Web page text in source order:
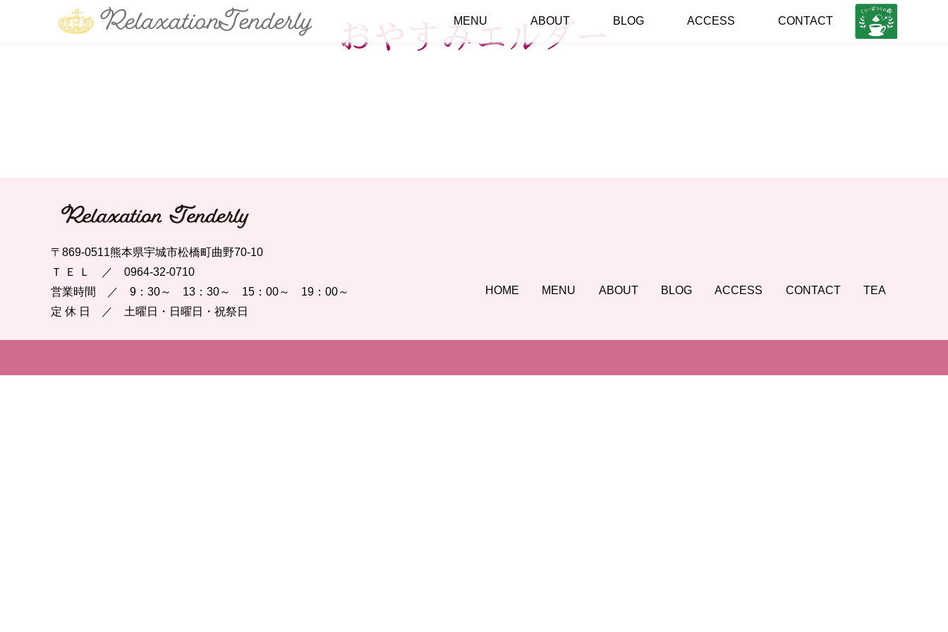
MENU
ABOUT BLOG ACCESS CONTACT
おやすみエルダー
〒869-0511熊本県宇城市松橋町曲野70-10
Ｔ Ｅ Ｌ ／ 0964-32-0710
営業時間 ／ 9：30～ 13：30～ 15：00～ 19：00～
定 休 日 ／ 土曜日・日曜日・祝祭日
HOME MENU ABOUT BLOG ACCESS CONTACT TEA